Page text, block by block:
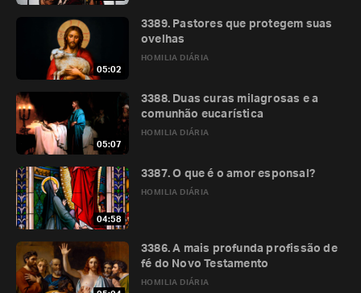
05:02
HOMILIA DIÁRIA
3389. Pastores que protegem suas
ovelhas
05:07
HOMILIA DIÁRIA
3388. Duas curas milagrosas e a
comunhão eucarística
04:58
HOMILIA DIÁRIA
3387. O que é o amor esponsal?
HOMILIA DIÁRIA
3386. A mais profunda profissão de
fé do Novo Testamento